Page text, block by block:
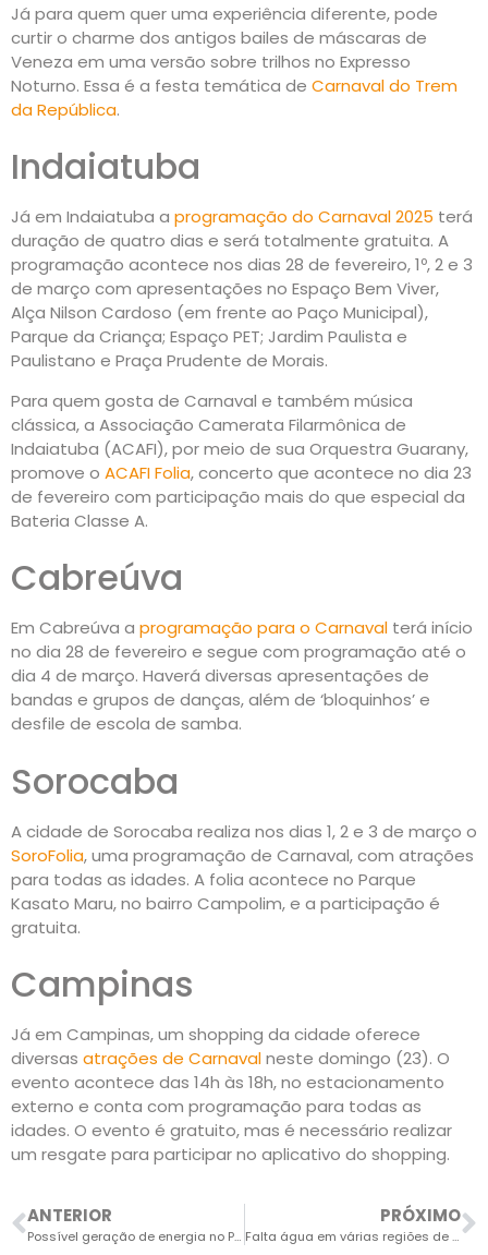
Já para quem quer uma experiência diferente, pode
curtir o charme dos antigos bailes de máscaras de
Veneza em uma versão sobre trilhos no Expresso
Noturno. Essa é a festa temática de Carnaval do Trem
da República.
Indaiatuba
Já em Indaiatuba a programação do Carnaval 2025 terá
duração de quatro dias e será totalmente gratuita. A
programação acontece nos dias 28 de fevereiro, 1º, 2 e 3
de março com apresentações no Espaço Bem Viver,
Alça Nilson Cardoso (em frente ao Paço Municipal),
Parque da Criança; Espaço PET; Jardim Paulista e
Paulistano e Praça Prudente de Morais.
Para quem gosta de Carnaval e também música
clássica, a Associação Camerata Filarmônica de
Indaiatuba (ACAFI), por meio de sua Orquestra Guarany,
promove o ACAFI Folia, concerto que acontece no dia 23
de fevereiro com participação mais do que especial da
Bateria Classe A.
Cabreúva
Em Cabreúva a programação para o Carnaval terá início
no dia 28 de fevereiro e segue com programação até o
dia 4 de março. Haverá diversas apresentações de
bandas e grupos de danças, além de ‘bloquinhos’ e
desfile de escola de samba.
Sorocaba
A cidade de Sorocaba realiza nos dias 1, 2 e 3 de março o
SoroFolia, uma programação de Carnaval, com atrações
para todas as idades. A folia acontece no Parque
Kasato Maru, no bairro Campolim, e a participação é
gratuita.
Campinas
Já em Campinas, um shopping da cidade oferece
diversas atrações de Carnavalneste domingo (23). O
evento acontece das 14h às 18h, no estacionamento
externo e conta com programação para todas as
idades. O evento é gratuito, mas é necessário realizar
um resgate para participar no aplicativo do shopping.
ANTERIOR
Possível geração de energia no Parque de Lavras será debatida na Câmara
PRÓXIMO
Falta água em várias regiões de Salto devido ao consumo elevado na onda de calor